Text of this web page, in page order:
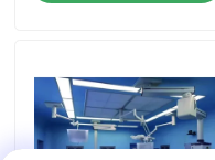
Cas
Théâtre modulaire
Pièce propre